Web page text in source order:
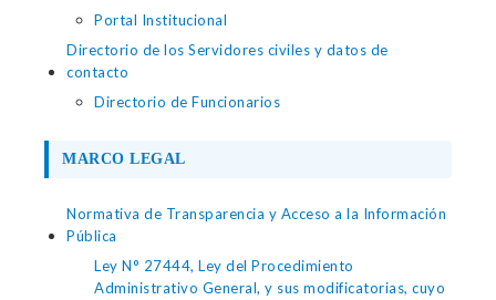
Portal Institucional
Directorio de los Servidores civiles y datos de
contacto
Directorio de Funcionarios
MARCO LEGAL
Normativa de Transparencia y Acceso a la Información
Pública
Ley N° 27444, Ley del Procedimiento
Administrativo General, y sus modificatorias, cuyo